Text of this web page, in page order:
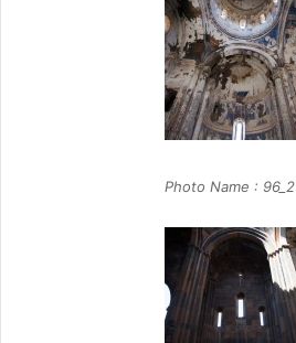
Photo Name : 96_2